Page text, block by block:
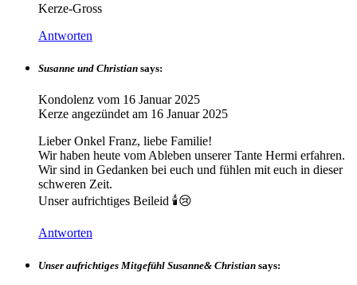
Kerze-Gross
Antworten
Susanne und Christian says:
Kondolenz vom 16 Januar 2025
Kerze angezündet am 16 Januar 2025
Lieber Onkel Franz, liebe Familie!
Wir haben heute vom Ableben unserer Tante Hermi erfahren.
Wir sind in Gedanken bei euch und fühlen mit euch in dieser
schweren Zeit.
Unser aufrichtiges Beileid 🕯️😢
Antworten
Unser aufrichtiges Mitgefühl Susanne& Christian says: